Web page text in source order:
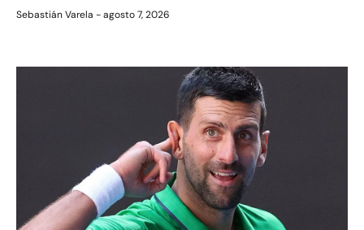
Sebastián Varela agosto 7, 2026